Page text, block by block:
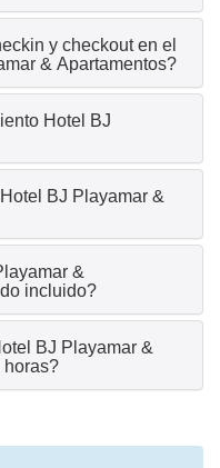
y checkout en el
& Apartamentos?
Hotel BJ
BJ Playamar &
&
incluido?
BJ Playamar &
horas?